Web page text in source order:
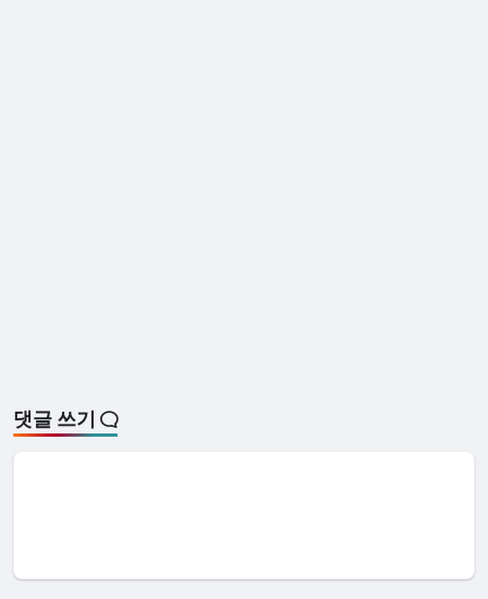
댓글 쓰기